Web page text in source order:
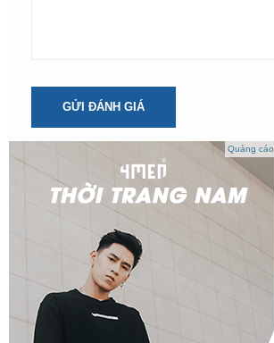
GỬI ĐÁNH GIÁ
Quảng cáo